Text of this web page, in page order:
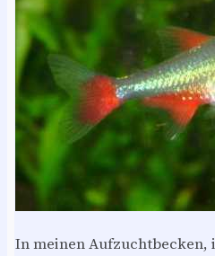
In meinen Aufzuchtbecken,